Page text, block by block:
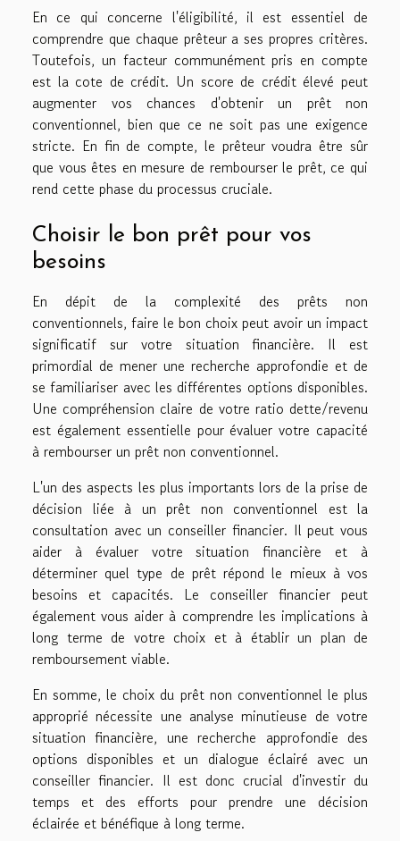
En ce qui concerne l'éligibilité, il est essentiel de
comprendre que chaque prêteur a ses propres critères.
Toutefois, un facteur communément pris en compte
est la cote de crédit. Un score de crédit élevé peut
augmenter vos chances d'obtenir un prêt non
conventionnel, bien que ce ne soit pas une exigence
stricte. En fin de compte, le prêteur voudra être sûr
que vous êtes en mesure de rembourser le prêt, ce qui
rend cette phase du processus cruciale.
Choisir le bon prêt pour vos
besoins
En dépit de la complexité des prêts non
conventionnels, faire le bon choix peut avoir un impact
significatif sur votre situation financière. Il est
primordial de mener une recherche approfondie et de
se familiariser avec les différentes options disponibles.
Une compréhension claire de votre ratio dette/revenu
est également essentielle pour évaluer votre capacité
à rembourser un prêt non conventionnel.
L'un des aspects les plus importants lors de la prise de
décision liée à un prêt non conventionnel est la
consultation avec un conseiller financier. Il peut vous
aider à évaluer votre situation financière et à
déterminer quel type de prêt répond le mieux à vos
besoins et capacités. Le conseiller financier peut
également vous aider à comprendre les implications à
long terme de votre choix et à établir un plan de
remboursement viable.
En somme, le choix du prêt non conventionnel le plus
approprié nécessite une analyse minutieuse de votre
situation financière, une recherche approfondie des
options disponibles et un dialogue éclairé avec un
conseiller financier. Il est donc crucial d'investir du
temps et des efforts pour prendre une décision
éclairée et bénéfique à long terme.